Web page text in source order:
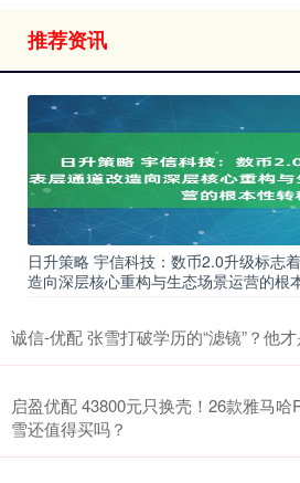
推荐资讯
日升策略 宇信科技：数币2.0升级标志
造向深层核心重构与生态场景运营的根
诚信-优配 张雪打破学历的“滤镜”？他
启盈优配 43800元只换壳！26款雅马
雪还值得买吗？